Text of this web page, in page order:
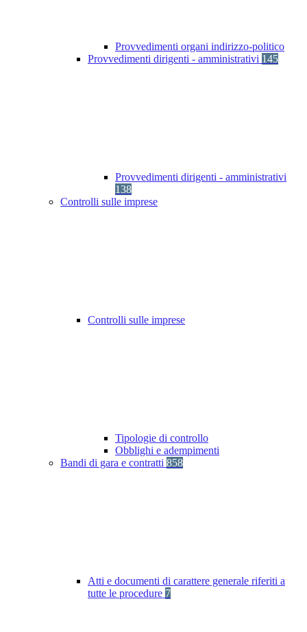
Provvedimenti organi indirizzo-politico
Provvedimenti dirigenti - amministrativi 145
Provvedimenti dirigenti - amministrativi
138
Controlli sulle imprese
Controlli sulle imprese
Tipologie di controllo
Obblighi e adempimenti
Bandi di gara e contratti 858
Atti e documenti di carattere generale riferiti a
tutte le procedure 7